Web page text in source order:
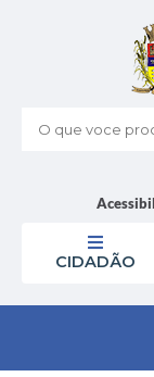
O que voce
CIDADÃO